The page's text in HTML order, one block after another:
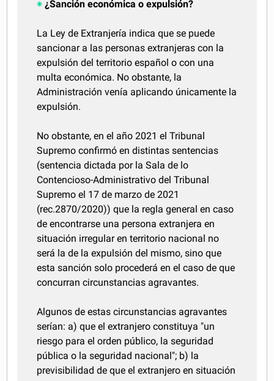
¿Sanción económica o expulsión?
La Ley de Extranjería indica que se puede
sancionar a las personas extranjeras con la
expulsión del territorio español o con una
multa económica. No obstante, la
Administración venía aplicando únicamente la
expulsión.
No obstante, en el año 2021 el Tribunal
Supremo confirmó en distintas sentencias
(sentencia dictada por la Sala de lo
Contencioso-Administrativo del Tribunal
Supremo el 17 de marzo de 2021
(rec.2870/2020)) que la regla general en caso
de encontrarse una persona extranjera en
situación irregular en territorio nacional no
será la de la expulsión del mismo, sino que
esta sanción solo procederá en el caso de que
concurran circunstancias agravantes.
Algunos de estas circunstancias agravantes
serían: a) que el extranjero constituya "un
riesgo para el orden público, la seguridad
pública o la seguridad nacional"; b) la
previsibilidad de que el extranjero en situación